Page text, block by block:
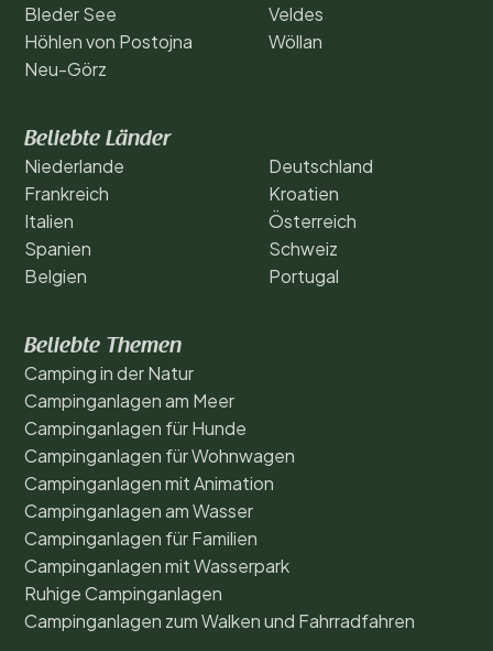
Bleder See
Höhlen von Postojna
Neu-Görz
Veldes
Wöllan
Beliebte Länder
Niederlande
Frankreich
Italien
Spanien
Belgien
Deutschland
Kroatien
Österreich
Schweiz
Portugal
Beliebte Themen
Camping in der Natur
Campinganlagen am Meer
Campinganlagen für Hunde
Campinganlagen für Wohnwagen
Campinganlagen mit Animation
Campinganlagen am Wasser
Campinganlagen für Familien
Campinganlagen mit Wasserpark
Ruhige Campinganlagen
Campinganlagen zum Walken und Fahrradfahren